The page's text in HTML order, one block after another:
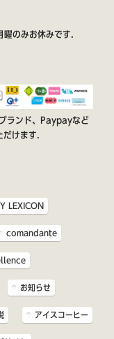
曜のみお休みです.
ランド、Paypayなど
だけます.
LEXICON
comandante
お知らせ
アイスコーヒー